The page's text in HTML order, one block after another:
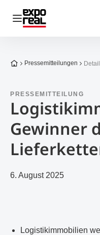
Navigation öffnen
Zur Startseite
Pressemitteilungen Detail
PRESSEMITTEILUNG
Gewinner
6. August 2025
Logistikimmobilien